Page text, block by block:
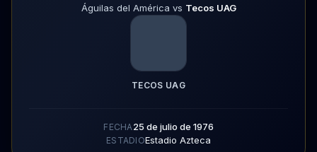
Águilas del América vs Tecos UAG
TECOS UAG
FECHA 25 de julio de 1976
ESTADIOEstadio Azteca